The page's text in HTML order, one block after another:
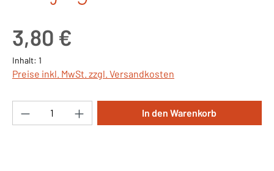
3,80 €
Inhalt: 1
Preise inkl. MwSt. zzgl. Versandkosten
Produkt Anzahl: Gib den gewünschten
In den Warenkorb